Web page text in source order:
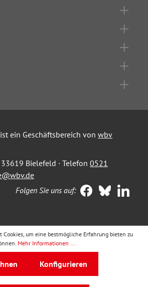
ist ein Geschäftsbereich von wbv
Bielefeld · Telefon 0521
Folgen Sie uns auf:
Cookies, um eine bestmögliche Erfahrung bieten zu
Mehr Informationen ...
Konfigurieren